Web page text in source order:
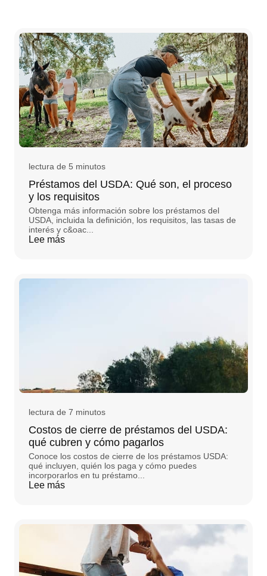
lectura de 5 minutos
Préstamos del USDA: Qué son, el proceso
y los requisitos
Obtenga más información sobre los préstamos del
USDA, incluida la definición, los requisitos, las tasas de
interés y c&oac...
Lee más
lectura de 7 minutos
Costos de cierre de préstamos del USDA:
qué cubren y cómo pagarlos
Conoce los costos de cierre de los préstamos USDA:
qué incluyen, quién los paga y cómo puedes
incorporarlos en tu préstamo...
Lee más